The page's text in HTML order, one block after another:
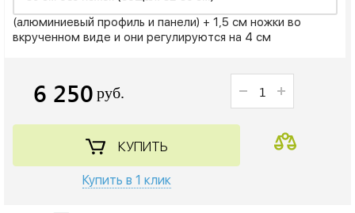
(алюминиевый профиль и панели) + 1,5 см ножки во
вкрученном виде и они регулируются на 4 см
6 250 руб.
КУПИТЬ
Купить в 1 клик